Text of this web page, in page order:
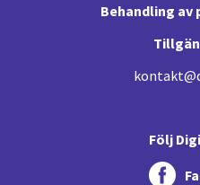
Behandling av
Följ